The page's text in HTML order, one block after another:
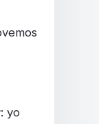
: yo